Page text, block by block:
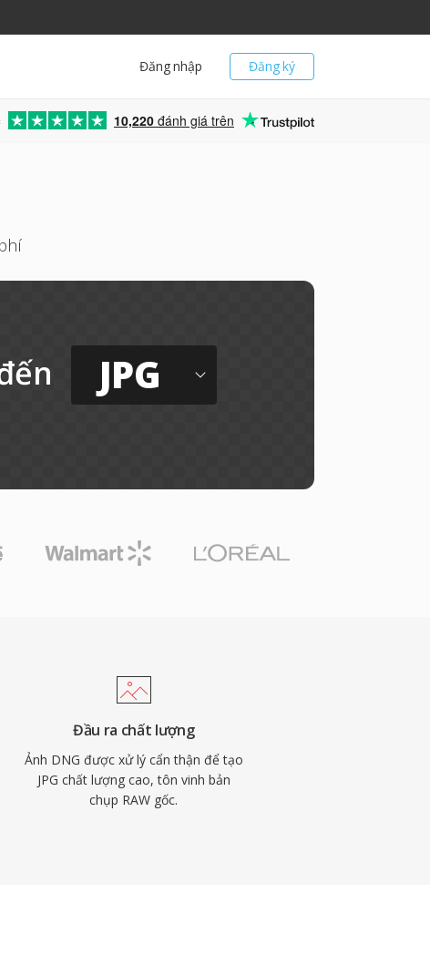
Đăng ký
Đăng nhập
10,220 đánh giá trên
JPG
Đầu ra chất lượng
Ảnh DNG được xử lý cẩn thận để tạo
JPG chất lượng cao, tôn vinh bản
chụp RAW gốc.